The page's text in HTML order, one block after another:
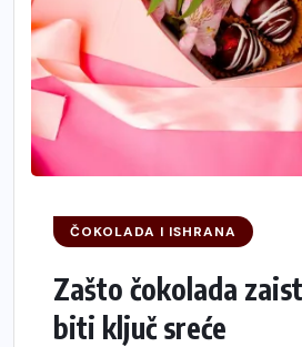
ČOKOLADA I ISHRANA
Zašto čokolada
biti ključ sreće